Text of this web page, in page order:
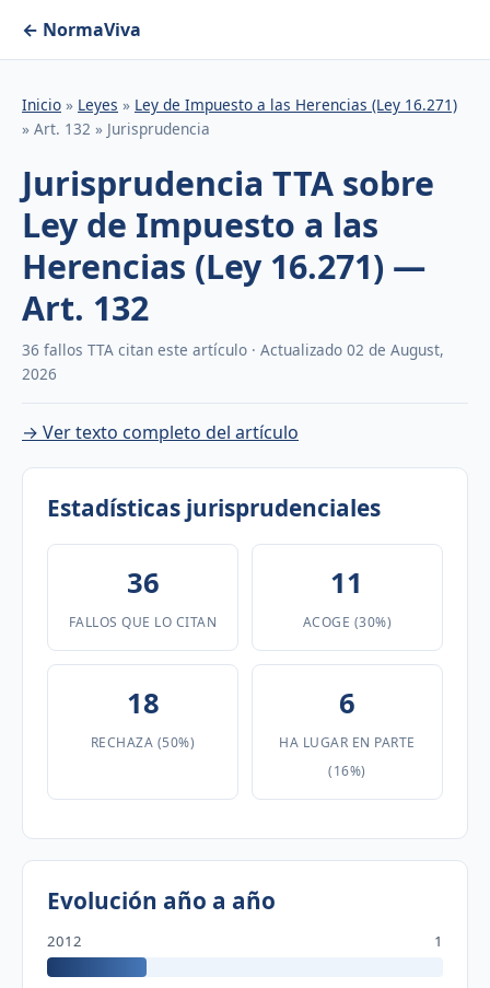
← NormaViva
Inicio » Leyes » Ley de Impuesto a las Herencias (Ley 16.271)
» Art. 132 » Jurisprudencia
Jurisprudencia TTA sobre
Ley de Impuesto a las
Herencias (Ley 16.271) —
Art. 132
36 fallos TTA citan este artículo · Actualizado 02 de August,
2026
→ Ver texto completo del artículo
Estadísticas jurisprudenciales
36
FALLOS QUE LO CITAN
11
ACOGE (30%)
18
RECHAZA (50%)
6
HA LUGAR EN PARTE
(16%)
Evolución año a año
2012 1